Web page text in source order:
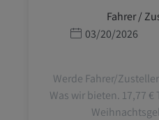
Fahrer /
תאריך פרסום
03/20/2026
Werde Fahrer/
Was wir bieten. 17,77